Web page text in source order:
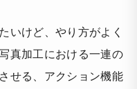
いけど、やり方がよく
真加工における一連の
せる、アクション機能